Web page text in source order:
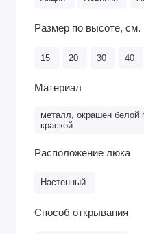
Размер по высоте, см.
15 20 30 40
Материал
металл, окрашен белой
краской
Расположение люка
Настенный
Способ открывания